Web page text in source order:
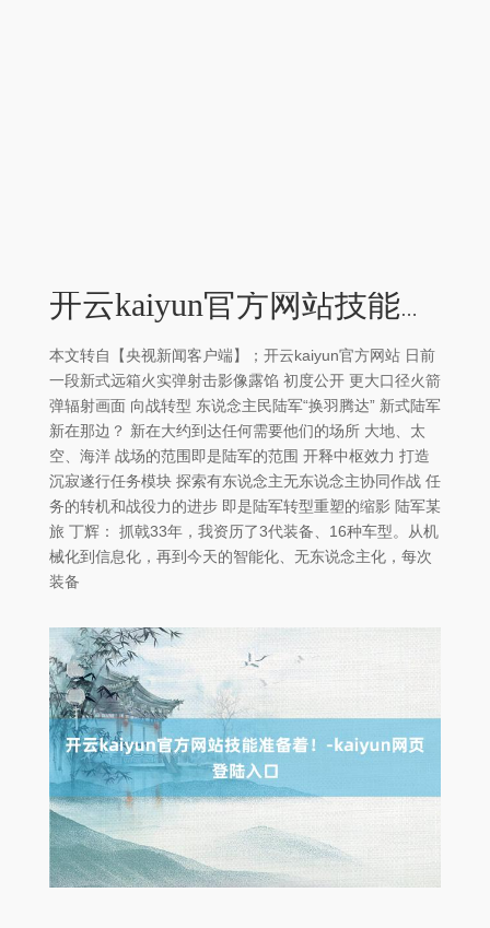
开云kaiyun官方网站技能准备着！-kaiyun网页登陆入口
本文转自【央视新闻客户端】；开云kaiyun官方网站 日前
一段新式远箱火实弹射击影像露馅 初度公开 更大口径火箭
弹辐射画面 向战转型 东说念主民陆军“换羽腾达” 新式陆军
新在那边？ 新在大约到达任何需要他们的场所 大地、太
空、海洋 战场的范围即是陆军的范围 开释中枢效力 打造
沉寂遂行任务模块 探索有东说念主无东说念主协同作战 任
务的转机和战役力的进步 即是陆军转型重塑的缩影 陆军某
旅 丁辉： 抓戟33年，我资历了3代装备、16种车型。从机
械化到信息化，再到今天的智能化、无东说念主化，每次
装备